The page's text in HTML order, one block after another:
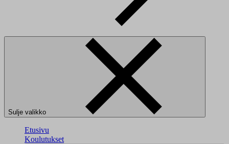
Sulje valikko
Etusivu
Koulutukset